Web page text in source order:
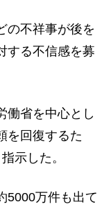
の不祥事が後を
する不信感を募
働省を中心とし
を回復するた
示した。
5000万件も出て